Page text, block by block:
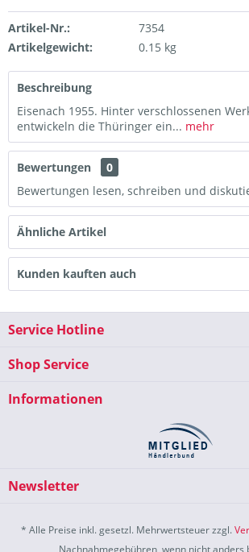
Artikel-Nr.:
7354
Artikelgewicht:
0.15 kg
Beschreibung
Eisenach 1955. Hinter verschlossenen
entwickeln die Thüringer ein... mehr
Bewertungen
0
Bewertungen lesen, schreiben und
Ähnliche Artikel
Kunden kauften auch
Service Hotline
Shop Service
Informationen
Newsletter
* Alle Preise inkl. gesetzl. Mehrwertsteuer zzgl.